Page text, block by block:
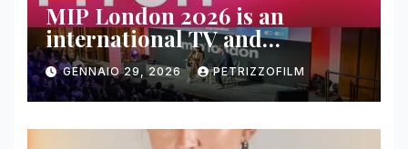
MIP London 2026 is an
international TV and
streaming content market
GENNAIO 29, 2026 PETRIZZOFILM